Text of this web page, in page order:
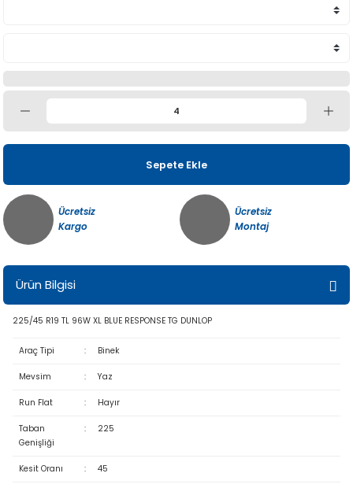
Sepete Ekle
Ücretsiz
Kargo
Ücretsiz
Montaj
Ürün Bilgisi
225/45 R19 TL 96W XL BLUE RESPONSE TG DUNLOP
Araç Tipi : Binek
Mevsim : Yaz
Run Flat : Hayır
Taban
Genişliği
: 225
Kesit Oranı : 45